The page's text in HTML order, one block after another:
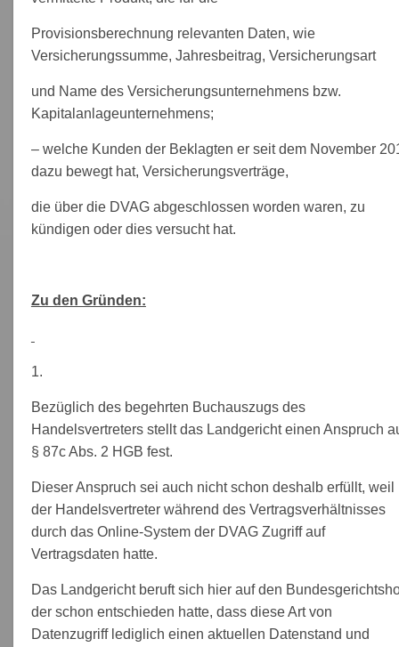
Provisionsberechnung relevanten Daten, wie
Versicherungssumme, Jahresbeitrag, Versicherungsart
und Name des Versicherungsunternehmens bzw.
Kapitalanlageunternehmens;
– welche Kunden der Beklagten er seit dem November
dazu bewegt hat, Versicherungsverträge,
die über die DVAG abgeschlossen worden waren, zu
kündigen oder dies versucht hat.
Zu den Gründen:
1.
Bezüglich des begehrten Buchauszugs des
Handelsvertreters stellt das Landgericht einen Anspruch
§ 87c Abs. 2 HGB fest.
Dieser Anspruch sei auch nicht schon deshalb erfüllt, weil
der Handelsvertreter während des Vertragsverhältnisses
durch das Online-System der DVAG Zugriff auf
Vertragsdaten hatte.
Das Landgericht beruft sich hier auf den
der schon entschieden hatte, dass diese Art von
Datenzugriff lediglich einen aktuellen Datenstand und